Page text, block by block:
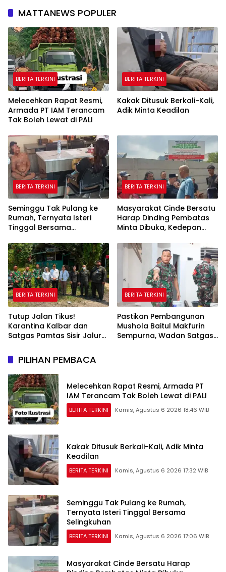
MATTANEWS POPULER
BERITA TERKINI
Melecehkan Rapat Resmi,
Armada PT IAM Terancam
Tak Boleh Lewat di PALI
BERITA TERKINI
Kakak Ditusuk Berkali-Kali,
Adik Minta Keadilan
BERITA TERKINI
Seminggu Tak Pulang ke
Rumah, Ternyata Isteri
Tinggal Bersama
BERITA TERKINI
Masyarakat Cinde Bersatu
Harap Dinding Pembatas
Minta Dibuka, Kedepan
BERITA TERKINI
Tutup Jalan Tikus!
Karantina Kalbar dan
Satgas Pamtas Sisir Jalur
BERITA TERKINI
Pastikan Pembangunan
Mushola Baitul Makfurin
Sempurna, Wadan Satgas
PILIHAN PEMBACA
Melecehkan Rapat Resmi, Armada PT
IAM Terancam Tak Boleh Lewat di PALI
BERITA TERKINI Kamis, Agustus 6 2026 18:46 WIB
Kakak Ditusuk Berkali-Kali, Adik Minta
Keadilan
BERITA TERKINI Kamis, Agustus 6 2026 17:32 WIB
Seminggu Tak Pulang ke Rumah,
Ternyata Isteri Tinggal Bersama
Selingkuhan
BERITA TERKINI Kamis, Agustus 6 2026 17:06 WIB
Masyarakat Cinde Bersatu Harap